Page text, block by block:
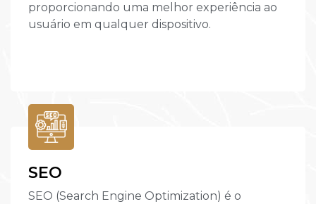
proporcionando uma melhor experiência ao
usuário em qualquer dispositivo.
SEO
SEO (Search Engine Optimization) é o